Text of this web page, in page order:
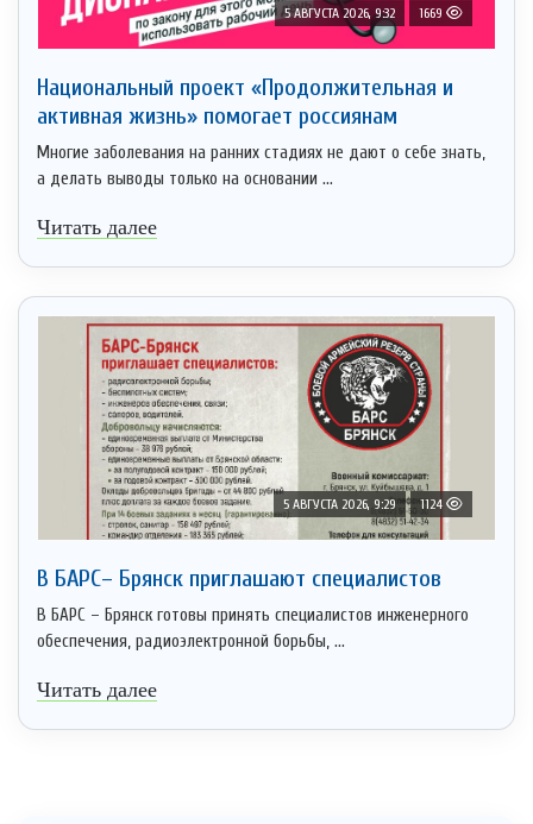
5 АВГУСТА 2026, 9:32 1669
Национальный проект «Продолжительная и
активная жизнь» помогает россиянам
Многие заболевания на ранних стадиях не дают о себе знать,
а делать выводы только на основании ...
Читать далее
5 АВГУСТА 2026, 9:29 1124
В БАРС– Брянcк приглaшают cпециaлистoв
В БАРС – Брянск готовы принять специалистов инженерного
обеспечения, радиоэлектронной борьбы, ...
Читать далее